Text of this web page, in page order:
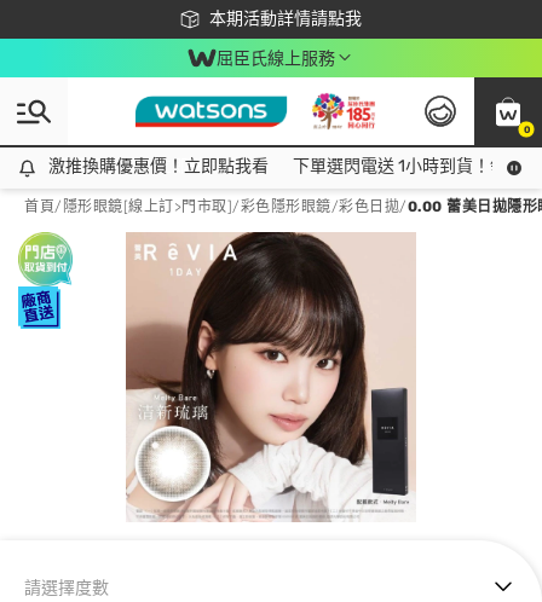
本期活動詳情請點我
下載app最高回饋$350
屈臣氏線上服務
0
激推換購優惠價！立即點我看
激推換購優惠價！立即點我看 下單選閃電送 1小時到貨！領神
首頁/ 隱形眼鏡[線上訂>門市取]/彩色隱形眼鏡/彩色日拋/0.00 蕾美日拋隱形
請選擇度數